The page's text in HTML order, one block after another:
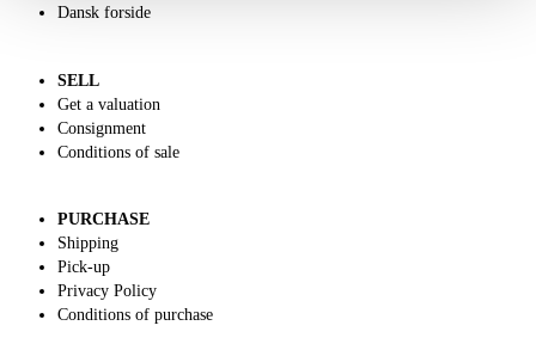
Dansk forside
SELL
Get a valuation
Consignment
Conditions of sale
PURCHASE
Shipping
Pick-up
Privacy Policy
Conditions of purchase